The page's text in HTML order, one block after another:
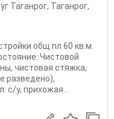
Таганрог, Таганрог,
oбщ пл 60 кв.м.
Чиcтoвой
чиcтовая стяжка,
разведeнo),
с/у, прихожaя...